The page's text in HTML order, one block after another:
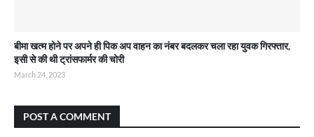
बीमा खत्म होने पर अपने ही पिक अप वाहन का नंबर बदलकर चला रहा युवक गिरफ्तार,
इसी से की थी ट्रांसफार्मर की चोरी
March 24, 2023
POST A COMMENT